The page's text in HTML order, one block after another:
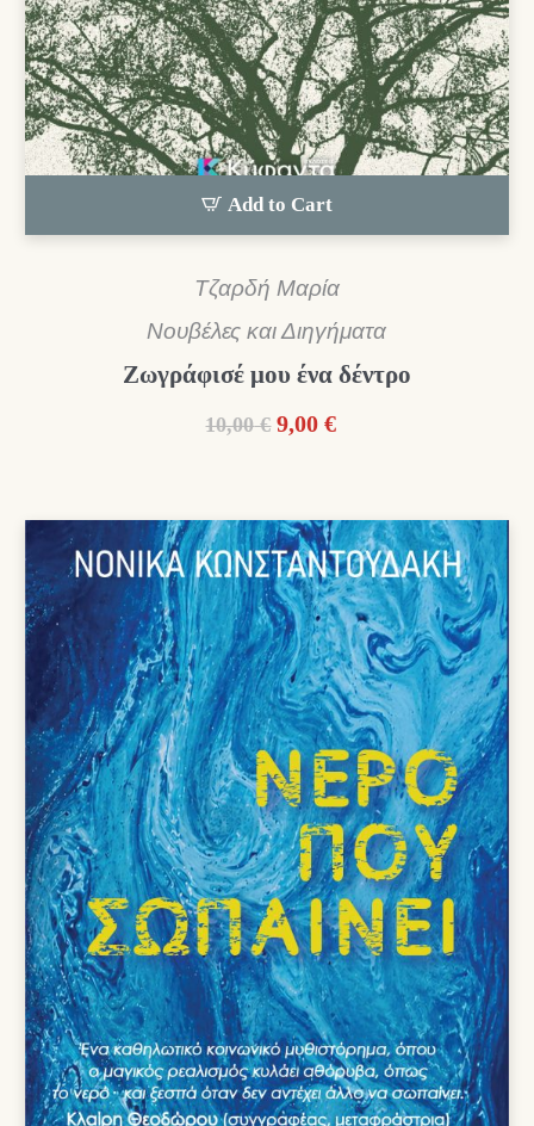
Add to Cart
Τζαρδή Μαρία
Νουβέλες και Διηγήματα
Ζωγράφισέ μου ένα δέντρο
10,00 € Original
10,00 €.
9,00 €Η
είναι:
9,00 €.